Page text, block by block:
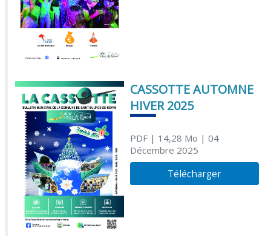
CASSOTTE AUTOMNE
HIVER 2025
PDF| 14,28 Mo | 04
Décembre 2025
Télécharger